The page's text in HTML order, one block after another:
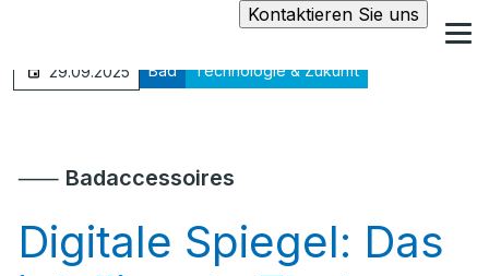
Kontaktieren Sie uns
29.09.2025 Bad Technologie & Zukunft
⸺ Badaccessoires
Digitale Spiegel: Das